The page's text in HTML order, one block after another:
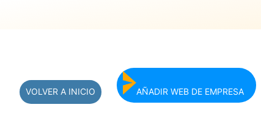
VOLVER A INICIO AÑADIR WEB DE EMPRESA